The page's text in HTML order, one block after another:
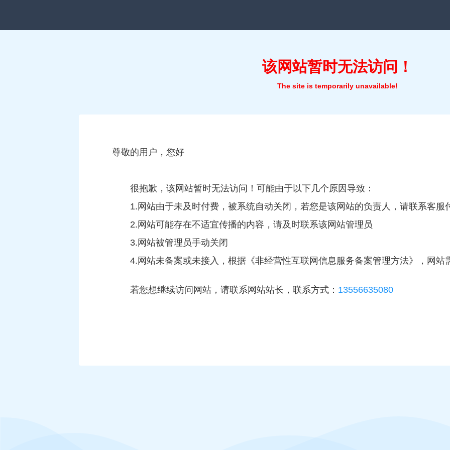
该网站暂时无法访问！
The site is temporarily unavailable!
尊敬的用户，您好
很抱歉，该网站暂时无法访问！可能由于以下几个原因导致：
1.网站由于未及时付费，被系统自动关闭，若您是该网站的负责人，请联系客服
2.网站可能存在不适宜传播的内容，请及时联系该网站管理员
3.网站被管理员手动关闭
4.网站未备案或未接入，根据《非经营性互联网信息服务备案管理方法》，网站
若您想继续访问网站，请联系网站站长，联系方式： 13556635080